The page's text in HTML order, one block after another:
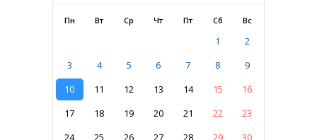
Пн Вт Ср Чт Пт Сб Вс
1
2
3
4 5 6 7 8
9
10
11 12 13 14 15
16
17
18 19 20 21 22
23
24
25 26 27 28 29
30